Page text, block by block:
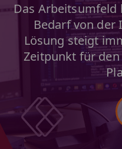
Das Arbeitsumfeld
Bedarf von der
Lösung steigt
Zeitpunkt für den
​​